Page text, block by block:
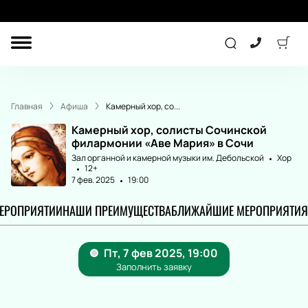
СПОРТ
Главная Афиша Камерный хор, со...
Камерный хор, солисты Сочинской
филармонии «Аве Мария» в Сочи
Зал органной и камерной музыки им. Дебольской
Хор
12+
7 фев. 2025
19:00
НАШИ ПРЕИМУЩЕСТВАБЛИЖАЙШИЕ МЕРОПРИЯТИЯ